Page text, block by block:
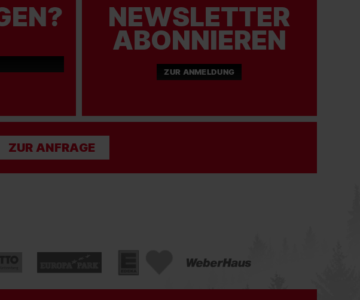
NEWSLETTER
ABONNIEREN
ZUR ANMELDUNG
ZUR ANFRAGE